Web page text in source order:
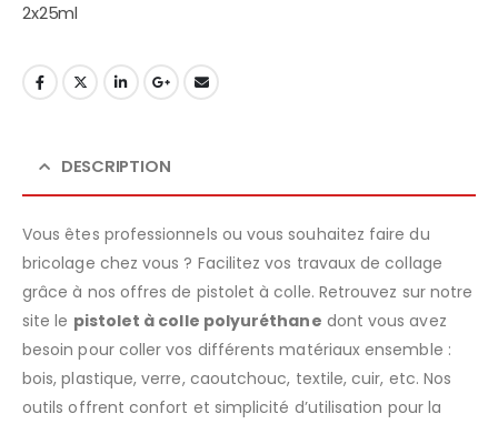
2x25ml
DESCRIPTION
Vous êtes professionnels ou vous souhaitez faire du
bricolage chez vous ? Facilitez vos travaux de collage
grâce à nos offres de pistolet à colle. Retrouvez sur notre
site le pistolet à colle polyuréthane dont vous avez
besoin pour coller vos différents matériaux ensemble :
bois, plastique, verre, caoutchouc, textile, cuir, etc. Nos
outils offrent confort et simplicité d’utilisation pour la